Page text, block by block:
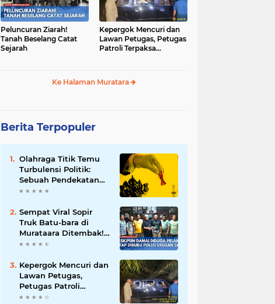
Peluncuran Ziarah!
Tanah Beselang Catat
Sejarah
Kepergok Mencuri dan
Lawan Petugas, Petugas
Patroli Terpaksa
Ke Halaman Muratara
Berita Terpopuler
Olahraga Titik Temu
Turbulensi Politik:
Sebuah Pendekatan
Batalnya Tuan Rumah
Sempat Viral Sopir
Truk Batu-bara di
Murataara Ditembak!
Namun Dikabarkan
Kepergok Mencuri dan
Lawan Petugas,
Petugas Patroli
Terpaksa Lumpuhkan